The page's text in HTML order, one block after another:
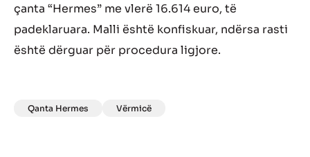
çanta “Hermes” me vlerë 16.614 euro, të
padeklaruara. Malli është konfiskuar, ndërsa rasti
është dërguar për procedura ligjore.
Qanta Hermes Vërmicë